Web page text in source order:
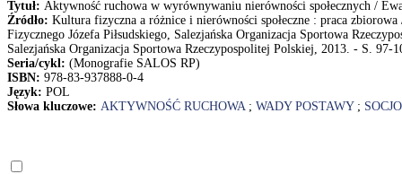
Tytuł: Aktywność ruchowa w wyrównywaniu nierówności społecznych /
Źródło: Kultura fizyczna a różnice i nierówności społeczne : praca
Fizycznego Józefa Piłsudskiego, Salezjańska Organizacja Sportowa
Salezjańska Organizacja Sportowa Rzeczypospolitej Polskiej, 2013. - S. 97-
Seria/cykl: (Monografie SALOS RP)
ISBN: 978-83-937888-0-4
Język: POL
Słowa kluczowe: AKTYWNOŚĆ RUCHOWA; WADY POSTAWY;